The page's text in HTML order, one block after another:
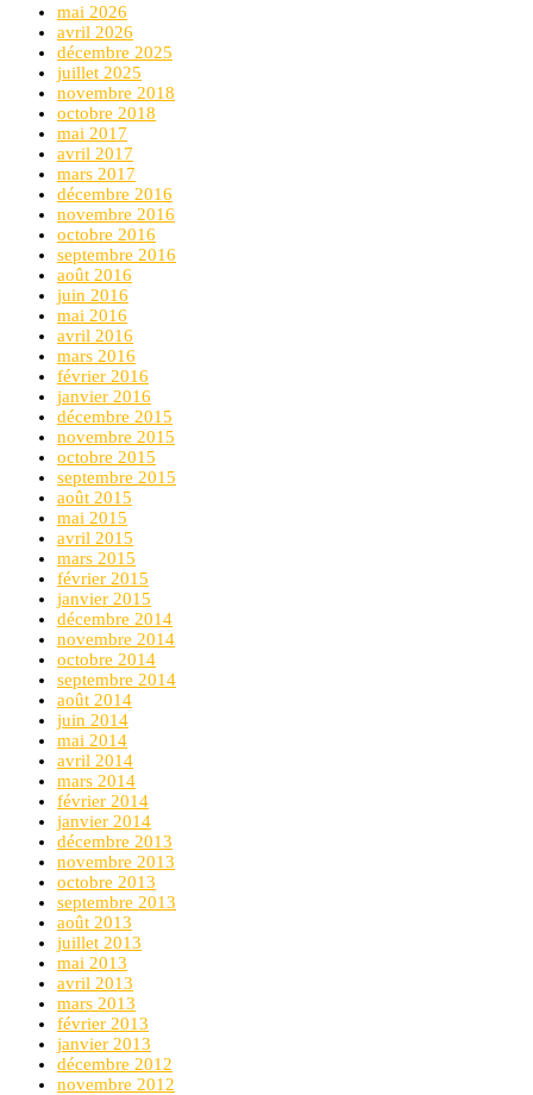
mai 2026
avril 2026
décembre 2025
juillet 2025
novembre 2018
octobre 2018
mai 2017
avril 2017
mars 2017
décembre 2016
novembre 2016
octobre 2016
septembre 2016
août 2016
juin 2016
mai 2016
avril 2016
mars 2016
février 2016
janvier 2016
décembre 2015
novembre 2015
octobre 2015
septembre 2015
août 2015
mai 2015
avril 2015
mars 2015
février 2015
janvier 2015
décembre 2014
novembre 2014
octobre 2014
septembre 2014
août 2014
juin 2014
mai 2014
avril 2014
mars 2014
février 2014
janvier 2014
décembre 2013
novembre 2013
octobre 2013
septembre 2013
août 2013
juillet 2013
mai 2013
avril 2013
mars 2013
février 2013
janvier 2013
décembre 2012
novembre 2012